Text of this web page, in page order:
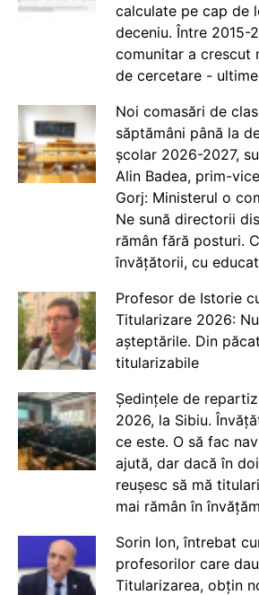
calculate pe cap de
deceniu. Între 2015-
comunitar a crescut
de cercetare -
Noi comasări de
săptămâni până la
școlar 2026-2027,
Alin Badea, prim-
Gorj: Ministerul o
Ne sună directorii
rămân fără posturi.
învățătorii, cu
Profesor de Istorie
Titularizare 2026:
așteptările. Din
titularizabile
Ședințele de
2026, la Sibiu.
ce este. O să fac
ajută, dar dacă în
reușesc să mă
mai rămân în
Sorin Ion, întrebat
profesorilor care
Titularizarea, obțin